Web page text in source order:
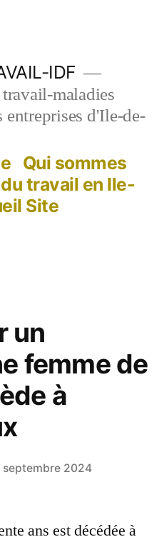
IDF
maladies
entreprises d'Ile-de-
Qui sommes
travail en Ile-
Site
un
femme de
à
septembre 2024
ans est décédée à